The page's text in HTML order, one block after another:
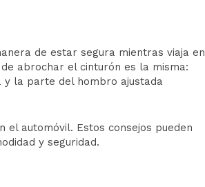
de estar segura mientras viaja en
abrochar el cinturón es la misma:
la parte del hombro ajustada
el automóvil. Estos consejos pueden
y seguridad.